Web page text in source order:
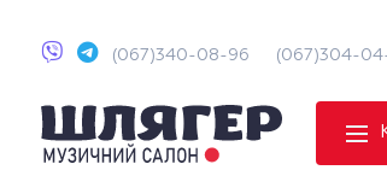
(067)340-08-96 (067)304-